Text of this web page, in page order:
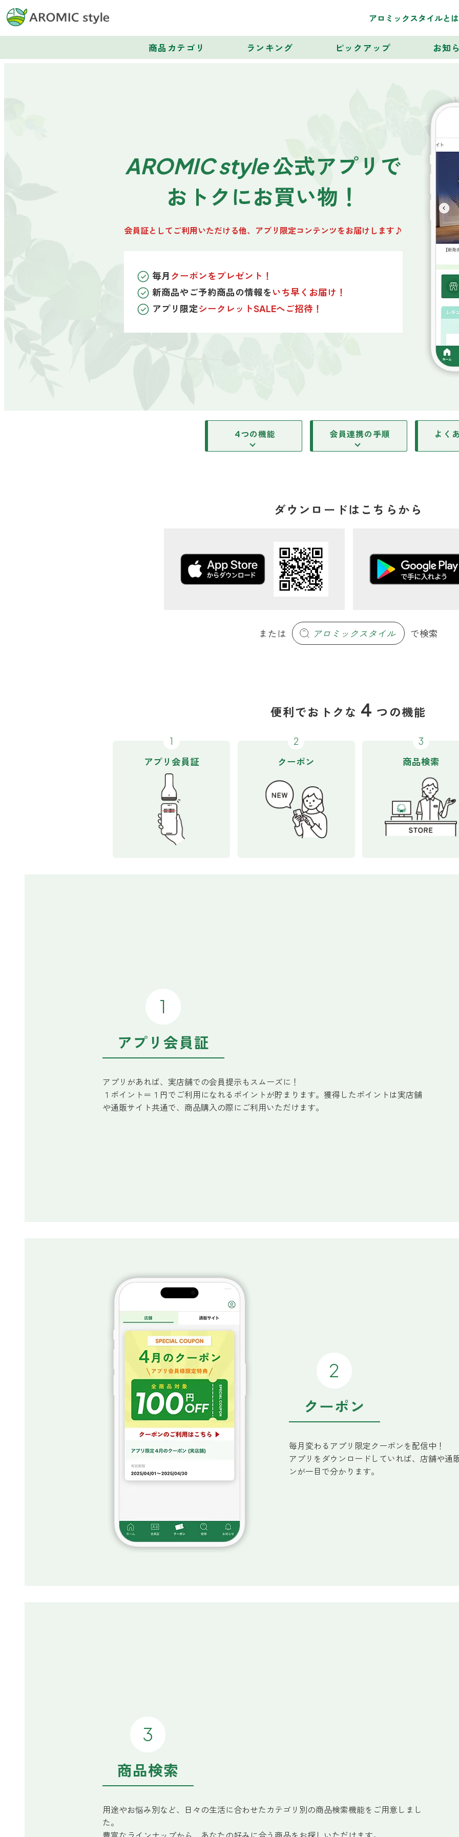
アロミックスタイルとは
商品カテゴリ ランキング ピックアップ お知
AROMIC style公式アプリで
おトクにお買い物！
会員証としてご利用いただける他、アプリ限定コンテンツをお届けします♪
毎月 クーポンをプレゼント！
新商品やご予約商品の情報をいち早くお届け！
アプリ限定シークレットSALEへご招待！
4つの機能 会員連携の手順 よく
ダウンロードはこちらから
または アロミックスタイル で検索
便利でおトクな ４ つの機能
アプリ会員証 クーポン 商品検索
アプリ会員証
アプリがあれば、実店舗での会員提示もスムーズに！
１ポイント＝１円でご利用になれるポイントが貯まります。獲得したポイントは実店舗
や通販サイト共通で、商品購入の際にご利用いただけます。
クーポン
毎月変わるアプリ限定クーポンを配信中！
アプリをダウンロードしていれば、店舗や通
ンが一目で分かります。
商品検索
用途やお悩み別など、日々の生活に合わせたカテゴリ別の商品検索機能をご用意しまし
た。